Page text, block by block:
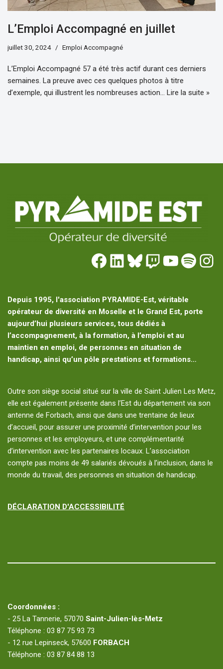
L’Emploi Accompagné en juillet
juillet 30, 2024 Emploi Accompagné
L’Emploi Accompagné 57 a été très actif durant ces derniers
semaines. La preuve avec ces quelques photos à titre
d’exemple, qui illustrent les nombreuses action… Lire la suite »
Depuis 1995, l'association PYRAMIDE-Est, véritable
opérateur de diversité en Moselle et le Grand Est, porte
aujourd’hui plusieurs services, tous dédiés à
l’accompagnement, à la formation, à l’emploi et au
maintien en emploi, de personnes en situation de
handicap, ainsi qu’un pôle prestations et formations…
Outre son siège social situé sur la ville de Saint Julien Les Metz,
elle est également présente dans l’Est du département via son
antenne de Forbach, ainsi que dans une trentaine de lieux
d’accueil, pour assurer une proximité d’intervention pour les
personnes et les employeurs, et une complémentarité
d’intervention avec les partenaires locaux. L’association
compte pas moins de 49 salariés dévoués à l’inclusion, dans le
monde du travail, des personnes en situation de handicap.
DÉCLARATION D'ACCESSIBILITÉ
Coordonnées :
- 25 La Tannerie, 57070 Saint-Julien-lès-Metz
Téléphone : 03 87 75 93 73
- 12 rue Lepinseck, 57600 FORBACH
Téléphone : 03 87 84 88 13